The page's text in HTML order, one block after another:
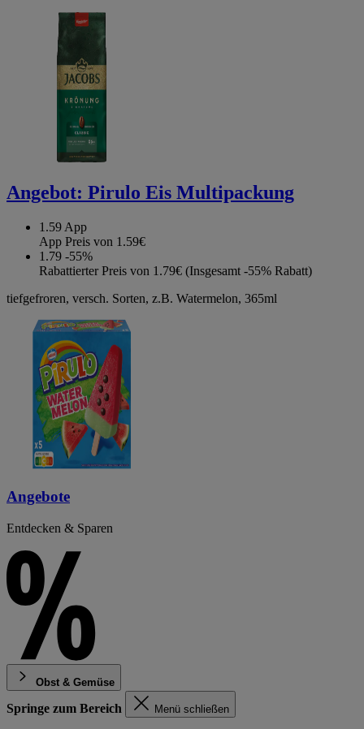
Angebot: Pirulo Eis Multipackung
1.59 App
App Preis von 1.59€
1.79 -55%
Rabattierter Preis von 1.79€ (Insgesamt -55% Rabatt)
tiefgefroren, versch. Sorten, z.B. Watermelon, 365ml
Angebote
Entdecken & Sparen
Obst & Gemüse
Springe zum Bereich Menü schließen